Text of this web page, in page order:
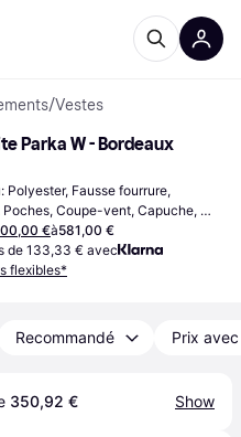
/Vestes
Parka W - Bordeaux
Polyester, Fausse fourrure,
Poches, Coupe-vent, Capuche,
€à581,00 €
de 133,33 € avec
flexibles*
Recommandé Prix
350,92 € Show